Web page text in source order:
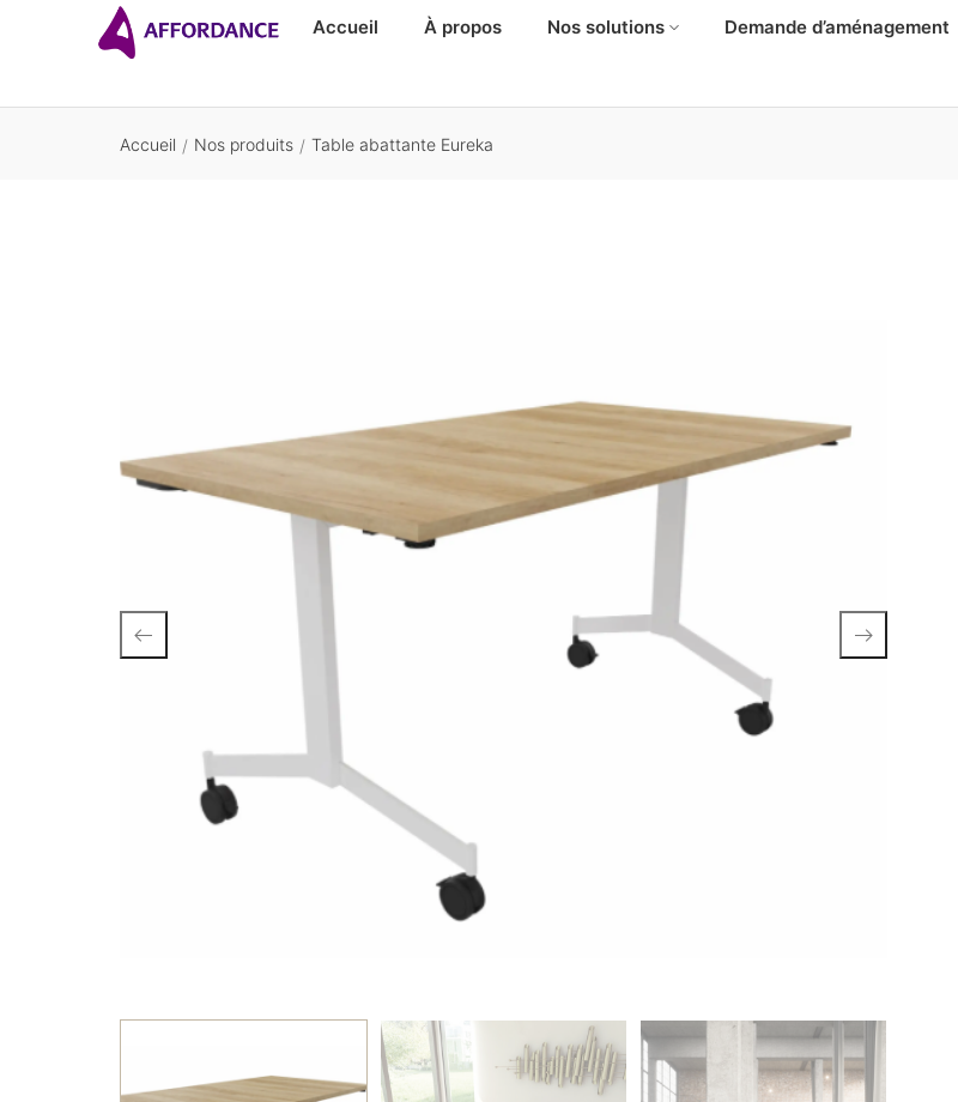
Accueil À propos Nos solutions Demande d’aménagement
Accueil / Nos produits / Table abattante Eureka